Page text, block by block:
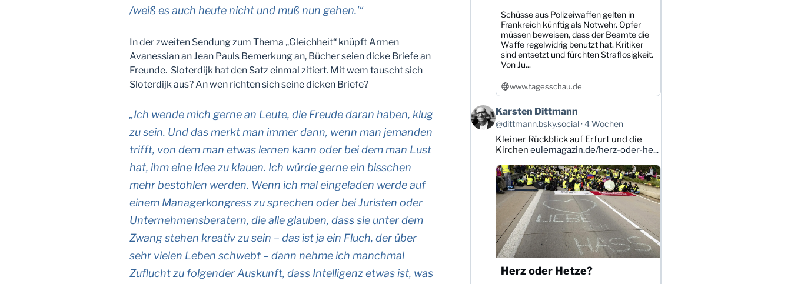
/weiß es auch heute nicht und muß nun gehen.'“
In der zweiten Sendung zum Thema „Gleichheit“ knüpft Armen
Avanessian an Jean Pauls Bemerkung an, Bücher seien dicke Briefe an
Freunde. Sloterdijk hat den Satz einmal zitiert. Mit wem tauscht sich
Sloterdijk aus? An wen richten sich seine dicken Briefe?
„Ich wende mich gerne an Leute, die Freude daran haben, klug
zu sein. Und das merkt man immer dann, wenn man jemanden
trifft, von dem man etwas lernen kann oder bei dem man Lust
hat, ihm eine Idee zu klauen. Ich würde gerne ein bisschen
mehr bestohlen werden. Wenn ich mal eingeladen werde auf
einem Managerkongress zu sprechen oder bei Juristen oder
Unternehmensberatern, die alle glauben, dass sie unter dem
Zwang stehen kreativ zu sein – das ist ja ein Fluch, der über
sehr vielen Leben schwebt – dann nehme ich manchmal
Zuflucht zu folgender Auskunft, dass Intelligenz etwas ist, was
Schüsse aus Polizeiwaffen gelten in
Frankreich künftig als Notwehr. Opfer
müssen beweisen, dass der Beamte die
Waffe regelwidrig benutzt hat. Kritiker
sind entsetzt und fürchten Straflosigkeit.
Von Ju...
www.tagesschau.de
Beitrag
von
Karsten
Dittmann
ansehen
Karsten Dittmann
@dittmann.bsky.social 4 Wochen
Kleiner Rückblick auf Erfurt und die
Kirchen eulemagazin.de/herz-oder-he...
Herz oder Hetze?